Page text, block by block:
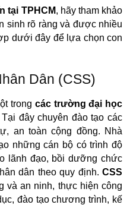
tại TPHCM, hãy tham khảo
sinh rõ ràng và được nhiều
dưới đây để lựa chọn con
Dân (CSS)
trong các trường đại học
đây chuyên đào tạo các
an toàn cộng đồng. Nhà
những cán bộ có trình độ
lãnh đạo, bồi dưỡng chức
dân theo quy định. CSS
và an ninh, thực hiện công
đào tạo chương trình, kế